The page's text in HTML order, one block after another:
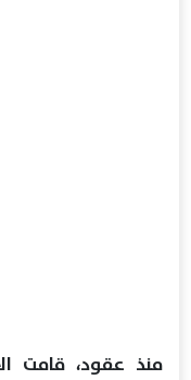
منذ عقود، قامت